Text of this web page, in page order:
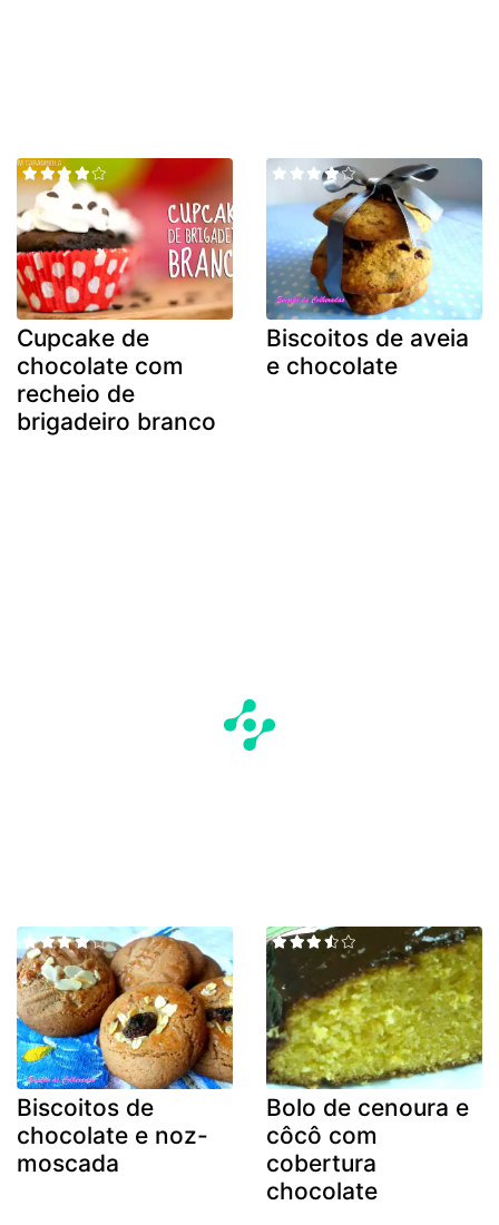
Cupcake de
chocolate com
recheio de
brigadeiro branco
Biscoitos de aveia
e chocolate
Biscoitos de
chocolate e noz-
moscada
Bolo de cenoura e
côcô com
cobertura
chocolate